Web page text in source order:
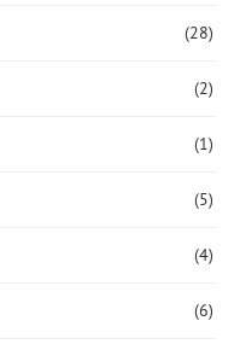
(28)
(2)
(1)
(5)
(4)
(6)